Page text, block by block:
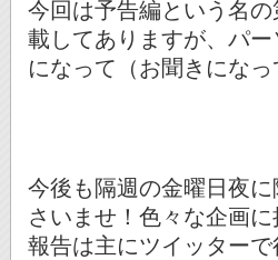
今回は予告編という名
載してありますが、パ
になって（お聞きになっ
今後も隔週の金曜日夜
さいませ！色々な企画
報告は主にツイッター